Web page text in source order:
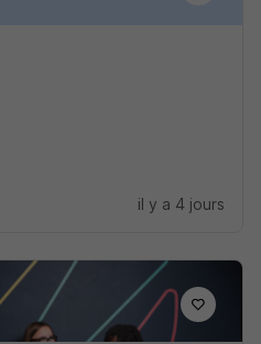
il y a 4 jours